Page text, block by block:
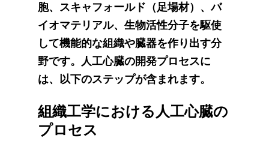
胞、スキャフォールド（足場材）、バ
イオマテリアル、生物活性分子を駆使
して機能的な組織や臓器を作り出す分
野です。人工心臓の開発プロセスに
は、以下のステップが含まれます。
組織工学における人工心臓の
プロセス